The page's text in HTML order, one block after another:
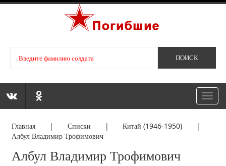
Главная | Списки |Китай (1946-1950) |
Албул Владимир Трофимович
Албул Владимир Трофимович